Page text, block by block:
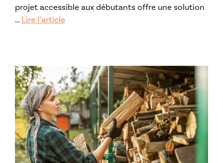
projet accessible aux débutants offre une solution
… Lire l’article